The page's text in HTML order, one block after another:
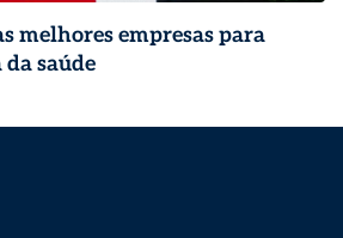
melhores empresas para
saúde